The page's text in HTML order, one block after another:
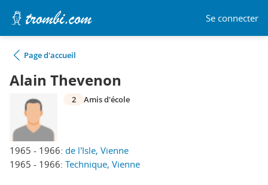
Se connecter
Page d'accueil
Alain Thevenon
1965 - 1966: de l'Isle, Vienne
1965 - 1966: Technique, Vienne
2 Amis d'école